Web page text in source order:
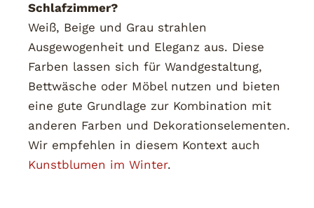
Schlafzimmer?
Weiß, Beige und Grau strahlen
Ausgewogenheit und Eleganz aus. Diese
Farben lassen sich für Wandgestaltung,
Bettwäsche oder Möbel nutzen und bieten
eine gute Grundlage zur Kombination mit
anderen Farben und Dekorationselementen.
Wir empfehlen in diesem Kontext auch
Kunstblumen im Winter.